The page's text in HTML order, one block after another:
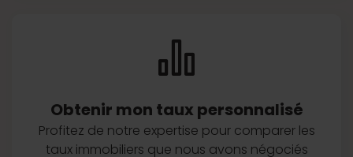
Obtenir mon taux personnalisé
Profitez de notre expertise pour comparer les
taux immobiliers que nous avons négociés